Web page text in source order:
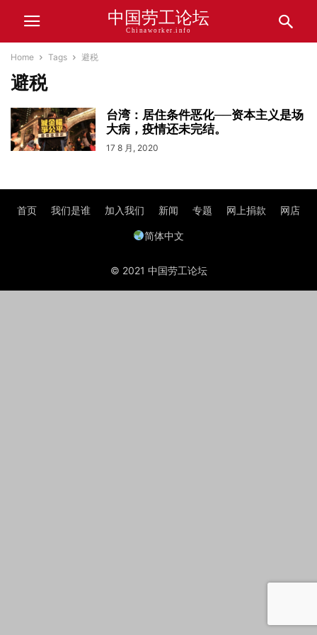
中国劳工论坛
Chinaworker.info
Home Tags 避税
避税
台湾：居住条件恶化──资本主义是场
大病，疫情还未完结。
17 8 月, 2020
首页 我们是谁 加入我们 新闻 专题 网上捐款 网店
简体中文
© 2021 中国劳工论坛